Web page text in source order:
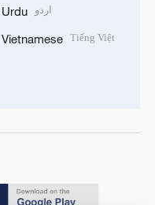
Urdu اردو
Vietnamese Tiếng Việt